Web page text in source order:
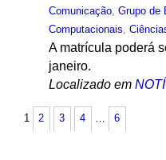
Comunicação, Grupo de
Computacionais,
A matrícula poderá
janeiro.
Localizado em
1 2 3 4 … 6